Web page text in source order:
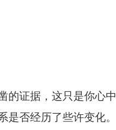
的证据，这只是你心中
否经历了些许变化。